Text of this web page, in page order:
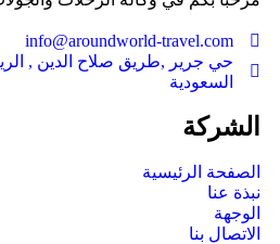
info@aroundworld-travel.com
حي جرير ,طريق صلاح الدين ,
السعودية
الشركة
الصفحة الرئيسية
نبذة عنا
الوجهة
الاتصال بنا